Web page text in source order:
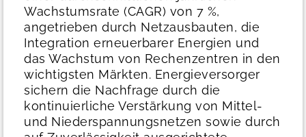
Wachstumsrate (CAGR) von 7 %,
angetrieben durch Netzausbauten, die
Integration erneuerbarer Energien und
das Wachstum von Rechenzentren in den
wichtigsten Märkten. Energieversorger
sichern die Nachfrage durch die
kontinuierliche Verstärkung von Mittel-
und Niederspannungsnetzen sowie durch